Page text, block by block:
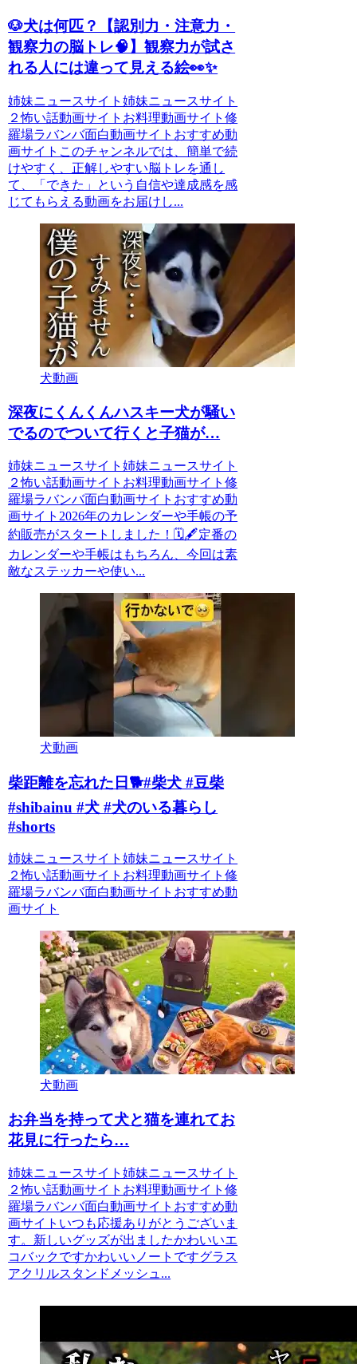
🐶犬は何匹？【認別力・注意力・
観察力の脳トレ🧠】観察力が試さ
れる人には違って見える絵👀✨
姉妹ニュースサイト姉妹ニュースサイト
２怖い話動画サイトお料理動画サイト修
羅場ラバンバ面白動画サイトおすすめ動
画サイトこのチャンネルでは、簡単で続
けやすく、正解しやすい脳トレを通し
て、「できた」という自信や達成感を感
じてもらえる動画をお届けし...
犬動画
深夜にくんくんハスキー犬が騒い
でるのでついて行くと子猫が…
姉妹ニュースサイト姉妹ニュースサイト
２怖い話動画サイトお料理動画サイト修
羅場ラバンバ面白動画サイトおすすめ動
画サイト2026年のカレンダーや手帳の予
約販売がスタートしました！🗓🖋定番の
カレンダーや手帳はもちろん、今回は素
敵なステッカーや使い...
犬動画
柴距離を忘れた日🐕#柴犬 #豆柴
#shibainu #犬 #犬のいる暮らし
#shorts
姉妹ニュースサイト姉妹ニュースサイト
２怖い話動画サイトお料理動画サイト修
羅場ラバンバ面白動画サイトおすすめ動
画サイト
犬動画
お弁当を持って犬と猫を連れてお
花見に行ったら…
姉妹ニュースサイト姉妹ニュースサイト
２怖い話動画サイトお料理動画サイト修
羅場ラバンバ面白動画サイトおすすめ動
画サイトいつも応援ありがとうございま
す。新しいグッズが出ましたかわいいエ
コバックですかわいいノートですグラス
アクリルスタンドメッシュ...